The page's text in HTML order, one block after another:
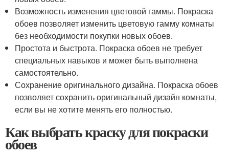
Возможность изменения цветовой гаммы. Покраска
обоев позволяет изменить цветовую гамму комнаты
без необходимости покупки новых обоев.
Простота и быстрота. Покраска обоев не требует
специальных навыков и может быть выполнена
самостоятельно.
Сохранение оригинального дизайна. Покраска обоев
позволяет сохранить оригинальный дизайн комнаты,
если вы не хотите менять его полностью.
Как выбрать краску для покраски
обоев